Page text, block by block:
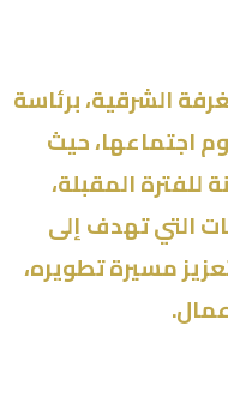
الشرقية، برئاسة
اجتماعها، حيث
للفترة المقبلة،
التي تهدف إلى
مسيرة تطويره،